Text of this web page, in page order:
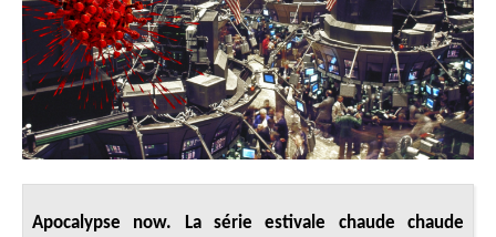
Apocalypse now. La série estivale chaude chaude